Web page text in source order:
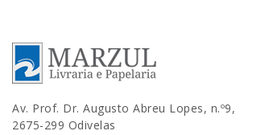
Av. Prof. Dr. Augusto Abreu Lopes, n.º9,
2675-299 Odivelas